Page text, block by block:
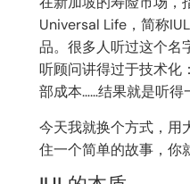
Universal Life，简称
品。很多人听过这个名
听顾问讲得过于技术化
部成本……结果就是听得
今天我就换个方式，用
住一个简单的故事，你